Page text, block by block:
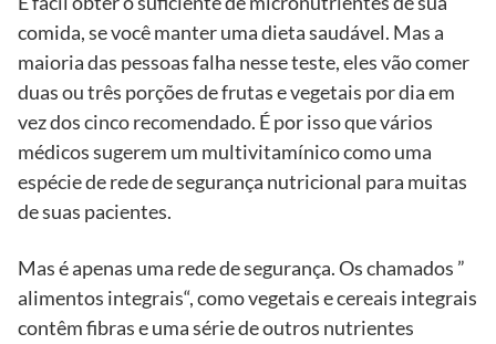
comida, se você manter uma dieta saudável. Mas a
maioria das pessoas falha nesse teste, eles vão comer
duas ou três porções de frutas e vegetais por dia em
vez dos cinco recomendado. É por isso que vários
médicos sugerem um multivitamínico como uma
espécie de rede de segurança nutricional para muitas
de suas pacientes.
Mas é apenas uma rede de segurança. Os chamados ”
alimentos integrais“, como vegetais e cereais integrais
contêm fibras e uma série de outros nutrientes